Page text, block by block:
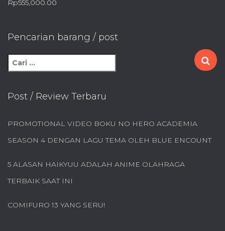
Rp555,000.00
Pencarian barang / post
a
i
t
u
Post / Review Terbaru
PROMOTIONAL VIDEO BOKU NO HERO ACADEMIA
SEASON 4 DENGAN LAGU TEMA OLEH BLUE ENCOUNT
5 ALASAN HAIKYUU ADALAH ANIME OLAHRAGA
TERBAIK SAAT INI
COMIFURO 13 YANG SERU!